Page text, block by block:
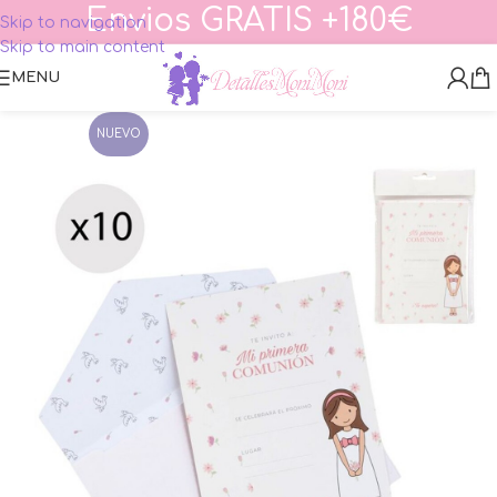
Skip to navigation
Skip to main content
Envios GRATIS +180€
MENU
NUEVO